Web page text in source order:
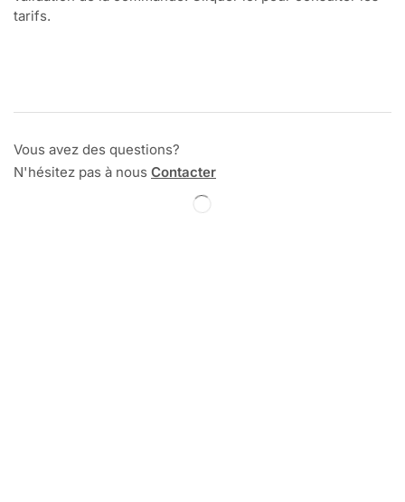
tarifs.
Vous avez des questions?
N'hésitez pas à nous Contacter